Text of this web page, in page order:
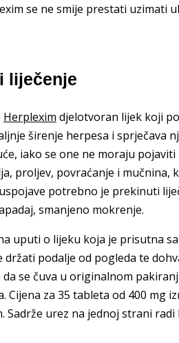
se ne smije prestati uzimati
liječenje
Herplexim djelotvoran lijek koji
širenje herpesa i sprječava
iako se one ne moraju
proljev, povraćanje i mučnina,
potrebno je prekinuti
smanjeno mokrenje.
uputi o lijeku koja je prisutna
podalje od pogleda te
se čuva u originalnom
Cijena za 35 tableta od 400 mg
Sadrže urez na jednoj strani